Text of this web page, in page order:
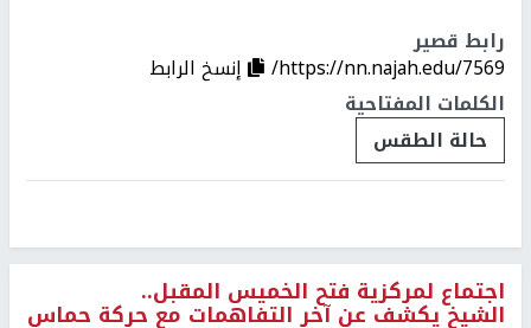
رابط قصير
https://nn.najah.edu/7569/
إنسخ الرابط
الكلمات المفتاحية
حالة الطقس
اجتماع لمركزية فتح الخميس المقبل..
الشيخ يكشف عن آخر التفاهمات مع حركة حماس